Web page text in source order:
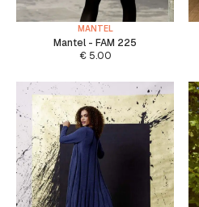
MANTEL
Mantel - FAM 225
€5.00